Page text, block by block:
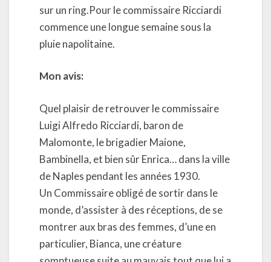
sur un ring.Pour le commissaire Ricciardi
commence une longue semaine sous la
pluie napolitaine.
Mon avis:
Quel plaisir de retrouver le commissaire
Luigi Alfredo Ricciardi, baron de
Malomonte, le brigadier Maione,
Bambinella, et bien sûr Enrica… dans la ville
de Naples pendant les années 1930.
Un Commissaire obligé de sortir dans le
monde, d’assister à des réceptions, de se
montrer aux bras des femmes, d’une en
particulier, Bianca, une créature